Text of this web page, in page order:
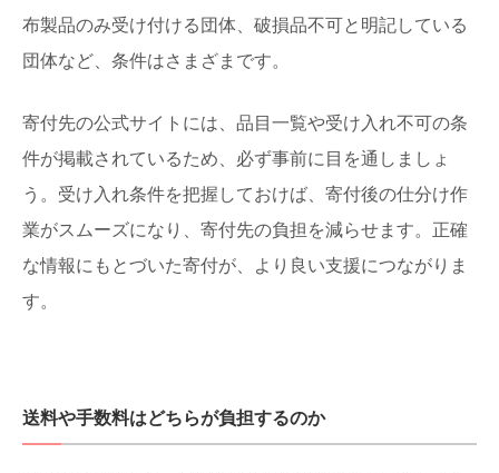
布製品のみ受け付ける団体、破損品不可と明記している
団体など、条件はさまざまです。
寄付先の公式サイトには、品目一覧や受け入れ不可の条
件が掲載されているため、必ず事前に目を通しましょ
う。受け入れ条件を把握しておけば、寄付後の仕分け作
業がスムーズになり、寄付先の負担を減らせます。正確
な情報にもとづいた寄付が、より良い支援につながりま
す。
送料や手数料はどちらが負担するのか